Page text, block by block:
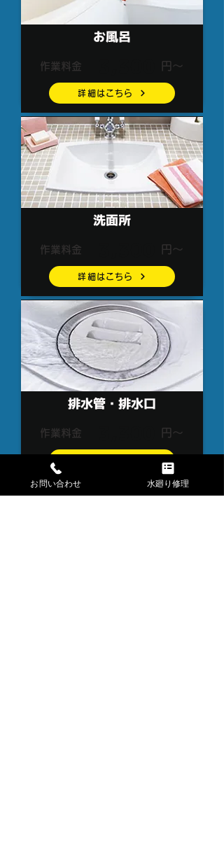
お風呂
作業料金 円～
詳細はこちら
洗面所
作業料金 円～
詳細はこちら
排水管・排水口
作業料金 円～
お問い合わせ 水廻り修理